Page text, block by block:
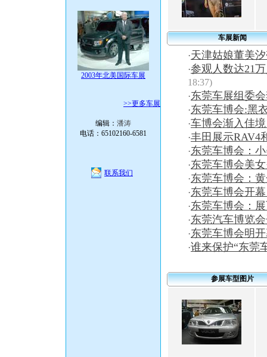
2003年北美国际车展
>>更多车展
编辑： 潘涛
电话：65102160-6581
联系我们
车展新闻
·天津姑娘董美
·参观人数达21
18:37)
·东莞车展组委
·东莞车博会:黑
·车博会渐入佳
·丰田展示RAV4
·东莞车博会：
·东莞车博会美
·东莞车博会：
·东莞车博会开
·东莞车博会：
·东莞汽车博览
·东莞车博会明
·谁来保护“东莞
参展车型图片